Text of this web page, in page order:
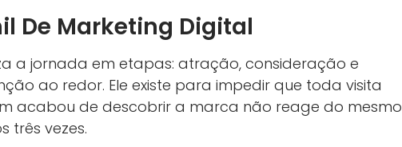
De Marketing Digital
a jornada em etapas: atração, consideração e
ao redor. Ele existe para impedir que toda visita
acabou de descobrir a marca não reage do mesmo
três vezes.